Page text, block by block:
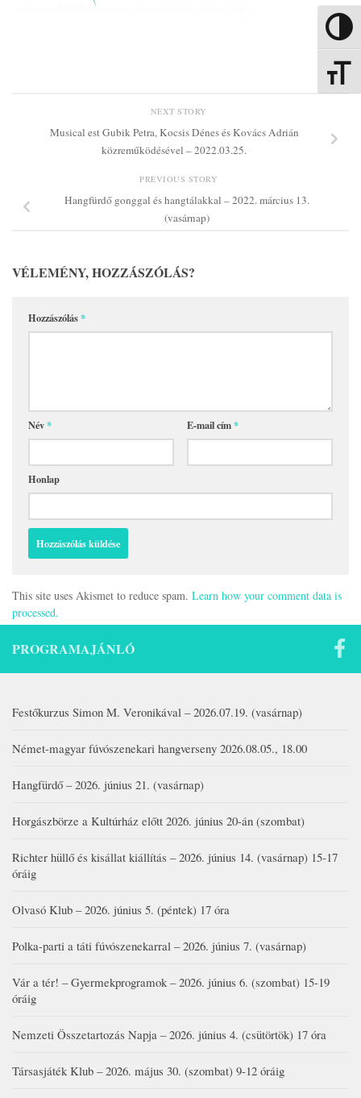
Nagy
NEXT STORY
Musical est Gubik Petra, Kocsis Dénes és Kovács Adrián
közreműködésével – 2022.03.25.
PREVIOUS STORY
Hangfürdő gonggal és hangtálakkal – 2022. március 13.
(vasárnap)
VÉLEMÉNY, HOZZÁSZÓLÁS?
Hozzászólás*
Név* E-mail cím*
Honlap
This site uses Akismet to reduce spam. Learn how your comment data is
processed.
PROGRAMAJÁNLÓ
Festőkurzus Simon M. Veronikával – 2026.07.19. (vasárnap)
Német-magyar fúvószenekari hangverseny 2026.08.05., 18.00
Hangfürdő – 2026. június 21. (vasárnap)
Horgászbörze a Kultúrház előtt 2026. június 20-án (szombat)
Richter hüllő és kisállat kiállítás – 2026. június 14. (vasárnap) 15-17
óráig
Olvasó Klub – 2026. június 5. (péntek) 17 óra
Polka-parti a táti fúvószenekarral – 2026. június 7. (vasárnap)
Vár a tér! – Gyermekprogramok – 2026. június 6. (szombat) 15-19
óráig
Nemzeti Összetartozás Napja – 2026. június 4. (csütörtök) 17 óra
Társasjáték Klub – 2026. május 30. (szombat) 9-12 óráig